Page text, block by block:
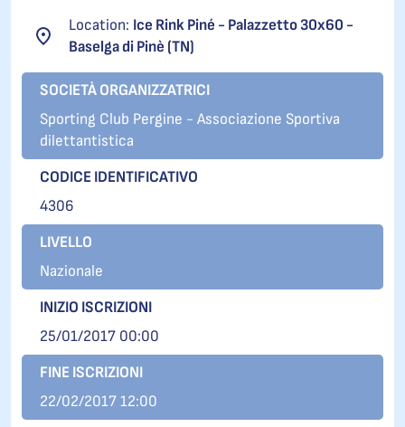
Location: Ice Rink Piné - Palazzetto 30x60 -
Baselga di Pinè (TN)
SOCIETÀ ORGANIZZATRICI
Sporting Club Pergine - Associazione Sportiva
dilettantistica
CODICE IDENTIFICATIVO
4306
LIVELLO
Nazionale
INIZIO ISCRIZIONI
25/01/2017 00:00
FINE ISCRIZIONI
22/02/2017 12:00